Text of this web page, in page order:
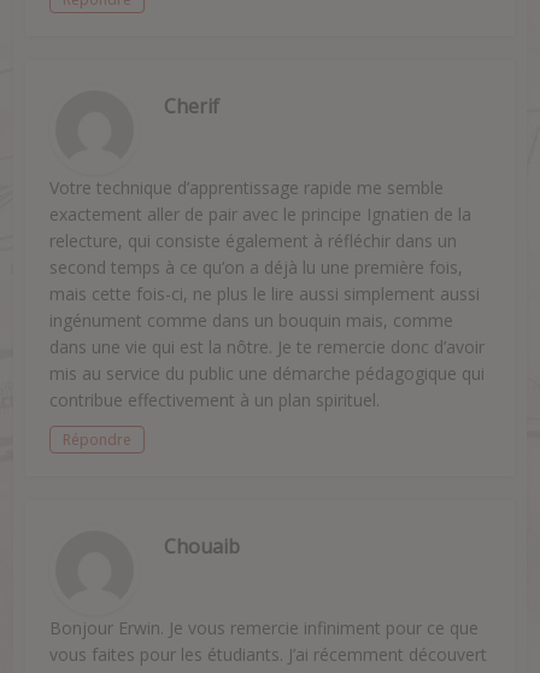
Cherif
Votre technique d’apprentissage rapide me semble
exactement aller de pair avec le principe Ignatien de la
relecture, qui consiste également à réfléchir dans un
second temps à ce qu’on a déjà lu une première fois,
mais cette fois-ci, ne plus le lire aussi simplement aussi
ingénument comme dans un bouquin mais, comme
dans une vie qui est la nôtre. Je te remercie donc d’avoir
mis au service du public une démarche pédagogique qui
contribue effectivement à un plan spirituel.
Répondre
Chouaib
Bonjour Erwin. Je vous remercie infiniment pour ce que
vous faites pour les étudiants. J’ai récemment découvert